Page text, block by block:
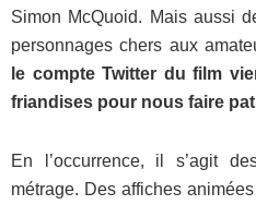
Simon McQuoid. Mais aussi
personnages chers aux
le compte Twitter du film
friandises pour nous faire
En l’occurrence, il s’agit
métrage. Des affiches